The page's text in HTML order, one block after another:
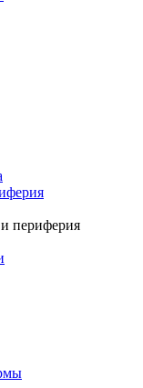
периферия